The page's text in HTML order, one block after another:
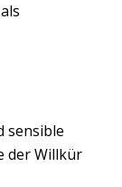
sensible
der Willkür